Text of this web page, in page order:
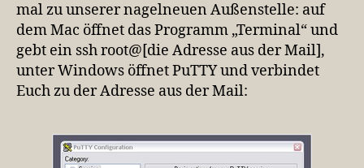
mal zu unserer nagelneuen Außenstelle: auf
dem Mac öffnet das Programm „Terminal“ und
gebt ein ssh root@[die Adresse aus der Mail],
unter Windows öffnet PuTTY und verbindet
Euch zu der Adresse aus der Mail: